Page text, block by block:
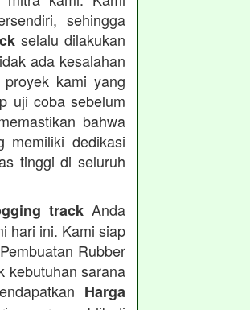
sehingga
selalu dilakukan
ada kesalahan
kami yang
uji coba sebelum
bahwa
memiliki dedikasi
tinggi di seluruh
trackAnda
hari ini. Kami siap
Rubber
kebutuhan sarana
Harga